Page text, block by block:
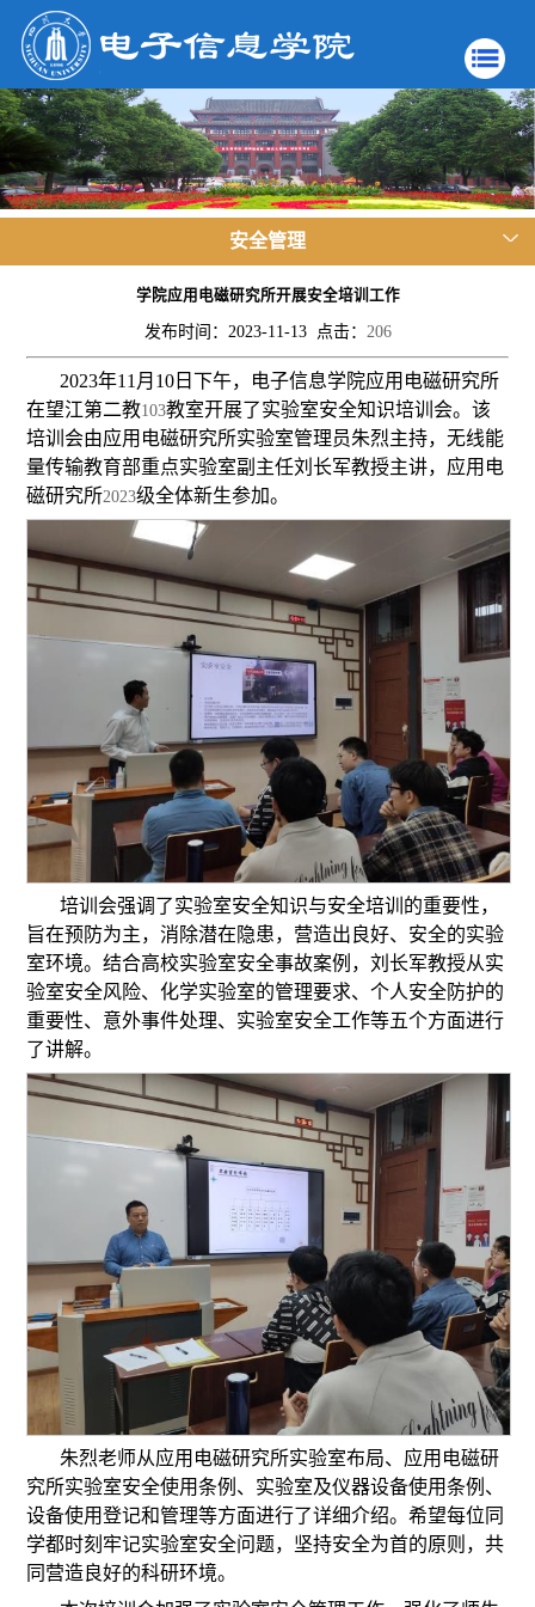
安全管理
学院应用电磁研究所开展安全培训工作
发布时间：2023-11-13 点击： 206
2023年11 月 10 日下午，电子信息学院应用电磁研究所
在望江第二教103教室开展了实验室安全知识培训会。该
培训会由应用电磁研究所实验室管理员朱烈主持，无线能
量传输教育部重点实验室副主任刘长军教授主讲，应用电
磁研究所2023级全体新生参加。
培训会强调了实验室安全知识与安全培训的重要性，
旨在预防为主，消除潜在隐患，营造出良好、安全的实验
室环境。结合高校实验室安全事故案例，刘长军教授从实
验室安全风险、化学实验室的管理要求、个人安全防护的
重要性、意外事件处理、实验室安全工作等五个方面进行
了讲解。
朱烈老师从应用电磁研究所实验室布局、应用电磁研
究所实验室安全使用条例、实验室及仪器设备使用条例、
设备使用登记和管理等方面进行了详细介绍。希望每位同
学都时刻牢记实验室安全问题，坚持安全为首的原则，共
同营造良好的科研环境。